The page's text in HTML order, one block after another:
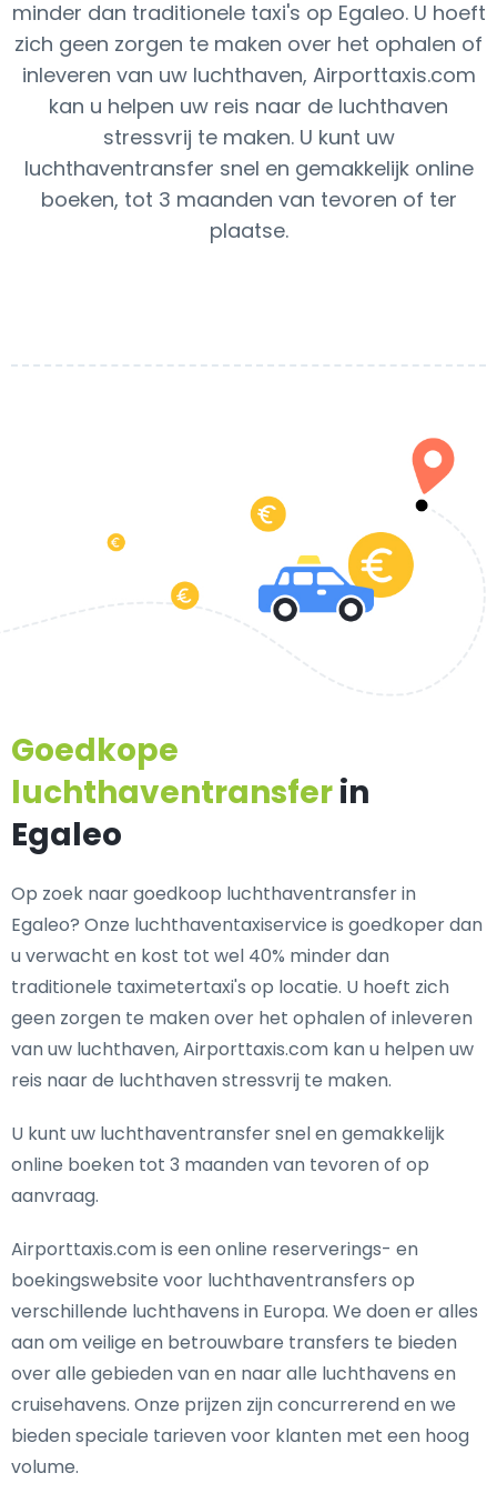
minder dan traditionele taxi's op Egaleo. U hoeft
zich geen zorgen te maken over het ophalen of
inleveren van uw luchthaven, Airporttaxis.com
kan u helpen uw reis naar de luchthaven
stressvrij te maken. U kunt uw
luchthaventransfer snel en gemakkelijk online
boeken, tot 3 maanden van tevoren of ter
plaatse.
Goedkope
luchthaventransferin
Egaleo
Op zoek naar goedkoop luchthaventransfer in
Egaleo? Onze luchthaventaxiservice is goedkoper dan
u verwacht en kost tot wel 40% minder dan
traditionele taximetertaxi's op locatie. U hoeft zich
geen zorgen te maken over het ophalen of inleveren
van uw luchthaven, Airporttaxis.com kan u helpen uw
reis naar de luchthaven stressvrij te maken.
U kunt uw luchthaventransfer snel en gemakkelijk
online boeken tot 3 maanden van tevoren of op
aanvraag.
Airporttaxis.com is een online reserverings- en
boekingswebsite voor luchthaventransfers op
verschillende luchthavens in Europa. We doen er alles
aan om veilige en betrouwbare transfers te bieden
over alle gebieden van en naar alle luchthavens en
cruisehavens. Onze prijzen zijn concurrerend en we
bieden speciale tarieven voor klanten met een hoog
volume.